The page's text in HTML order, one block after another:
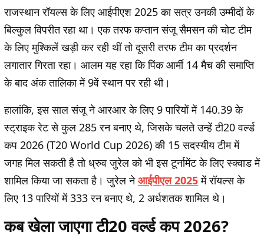
राजस्थान रॉयल्स के लिए आईपीएश 2025 का सत्र उनकी उम्मीदों के
बिल्कुल विपरीत रहा था। एक तरफ कप्तान संजू सैमसन की चोट टीम
के लिए मुश्किलें खड़ी कर रही थीं तो दूसरी तरफ टीम का प्रदर्शन
लगातार गिरता रहा। आलम यह रहा कि पिंक आर्मी 14 मैच की समाप्ति
के बाद अंक तालिका में 9वें स्थान पर रही थी।
हालांकि, इस साल संजू ने आरआर के लिए 9 पारियों में 140.39 के
स्ट्राइक रेट से कुल 285 रन बनाए थे, जिसके चलते उन्हें टी20 वर्ल्ड
कप 2026 (T20 World Cup 2026) की 15 सदस्यीय टीम में
जगह मिल सकती है तो ध्रुव जुरेल को भी इस टूर्नामेंट के लिए स्क्वाड में
शामिल किया जा सकता है। जुरेल नेआईपीएल 2025में रॉयल्स के
लिए 13 पारियों में 333 रन बनाए थे, 2 अर्धशतक शामिल थे।
कब खेला जाएगा टी20 वर्ल्ड कप 2026?